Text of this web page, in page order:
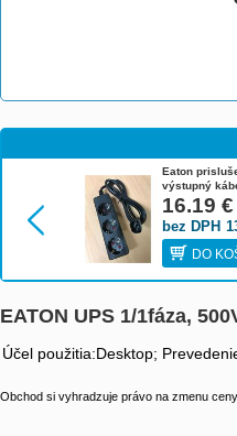
Eaton
výstupný
10A 1010081
16.19 €
bez DPH
DO
EATON UPS 1/1fáza,
Účel použitia:Desktop;
Obchod si vyhradzuje právo na zmenu